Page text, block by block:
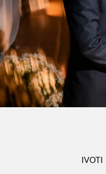
IVOTI